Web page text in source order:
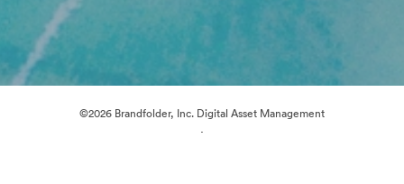
©2026 Brandfolder, Inc. Digital Asset Management
·